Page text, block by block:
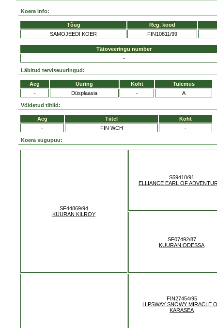
Koera info:
Tõug
Reg. kood
SAMOJEEDI KOER
FIN10811/99
Tätoveeringu number
-
Läbitud terviseuuringud:
Aeg Uuring Koht
Tulemus
-
Düsplaasia - A
Võidetud tiitlid:
Aeg Tiitel
Koht
-
FIN WCH -
Koera sugupuu:
SF44869/94
KUURAN KILROY
S59410/91
ELLIANCE EARL OF
SF07492/87
KUURAN ODESSA
FIN27454/95
HIPSWAY SNOWY MIRACLE
KARASEA